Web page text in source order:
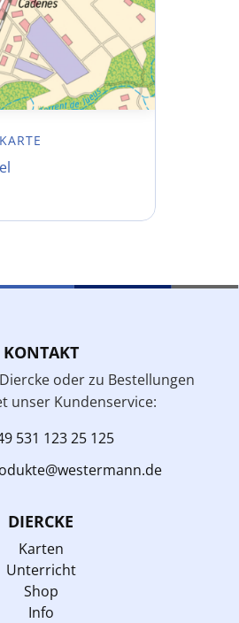
KONTAKT
oder zu Bestellungen
unser Kundenservice:
531 123 25 125
DIERCKE
Karten
Unterricht
Shop
Info